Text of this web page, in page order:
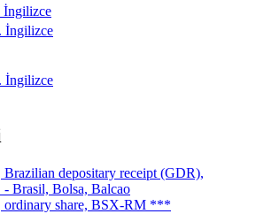
İngilizce
İngilizce
depositary receipt (GDR),
Brasil, Bolsa, Balcao
ordinary share, BSX-RM ***